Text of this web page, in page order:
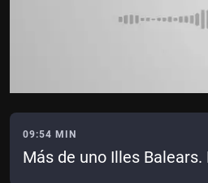
09:54 MIN
Más de uno Illes